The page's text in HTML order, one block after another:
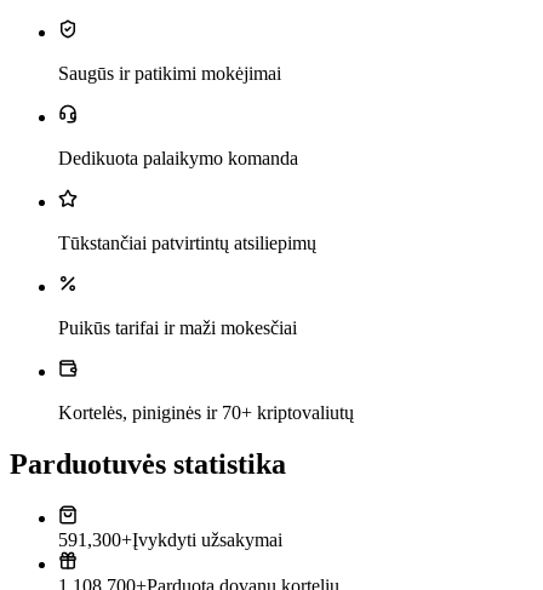
Saugūs ir patikimi mokėjimai
Dedikuota palaikymo komanda
Tūkstančiai patvirtintų atsiliepimų
Puikūs tarifai ir maži mokesčiai
Kortelės, piniginės ir 70+ kriptovaliutų
Parduotuvės statistika
591,300+Įvykdyti užsakymai
1,108,700+Parduota dovanų kortelių